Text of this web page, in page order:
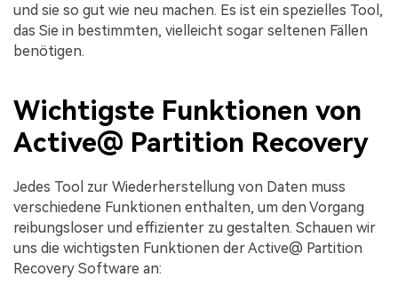
und sie so gut wie neu machen. Es ist ein spezielles Tool,
das Sie in bestimmten, vielleicht sogar seltenen Fällen
benötigen.
Wichtigste Funktionen von
Active@ Partition Recovery
Jedes Tool zur Wiederherstellung von Daten muss
verschiedene Funktionen enthalten, um den Vorgang
reibungsloser und effizienter zu gestalten. Schauen wir
uns die wichtigsten Funktionen der Active@ Partition
Recovery Software an: